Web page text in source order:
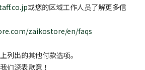
或您的区域工作人员了解更多信
zaikostore/en/faqs
列出的其他付款选项。
们深表歉意！